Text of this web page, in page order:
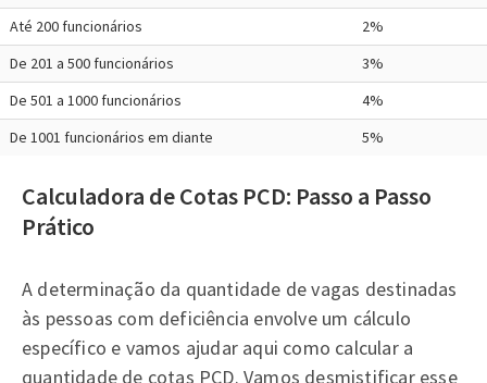
Até 200 funcionários
2%
De 201 a 500 funcionários
3%
De 501 a 1000 funcionários
4%
De 1001 funcionários em diante
5%
Calculadora de Cotas PCD: Passo a Passo
Prático
A determinação da quantidade de vagas destinadas
às pessoas com deficiência envolve um cálculo
específico e vamos ajudar aqui como calcular a
quantidade de cotas PCD. Vamos desmistificar esse